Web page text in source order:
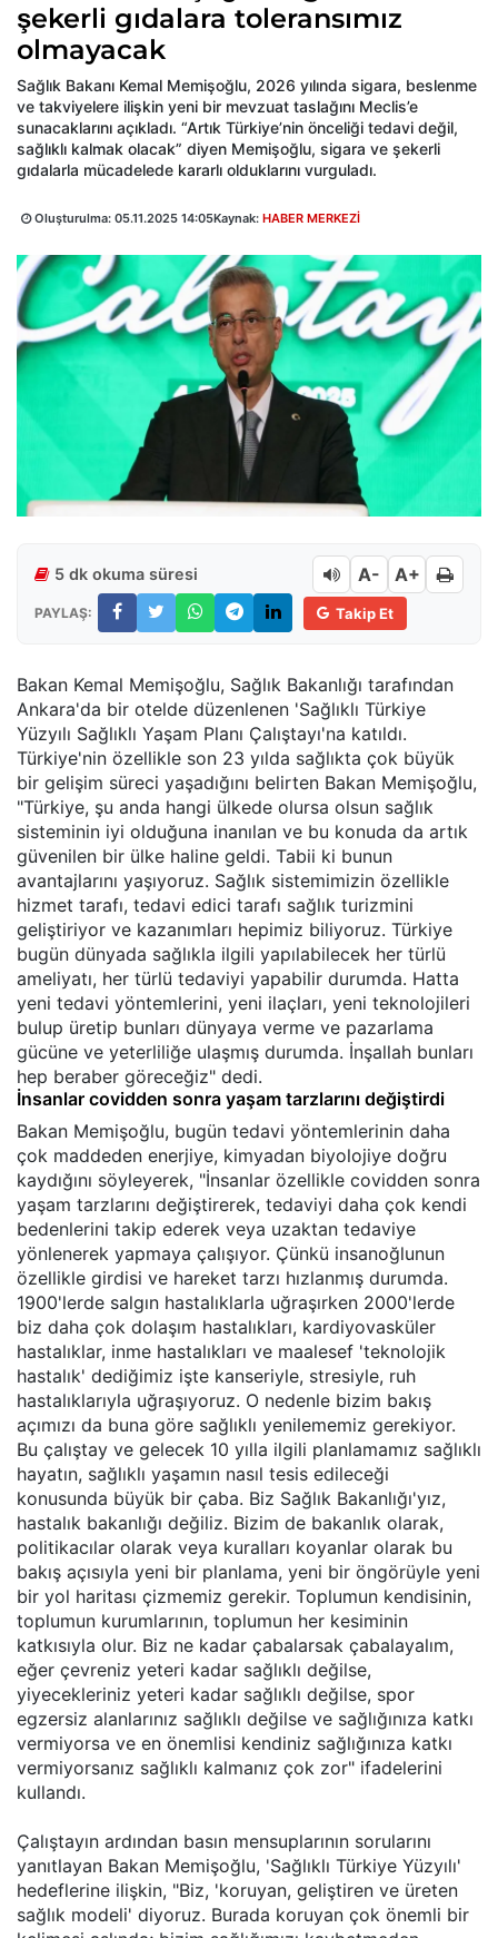
şekerli gıdalara toleransımız
olmayacak
Sağlık Bakanı Kemal Memişoğlu, 2026 yılında sigara, beslenme
ve takviyelere ilişkin yeni bir mevzuat taslağını Meclis’e
sunacaklarını açıkladı. “Artık Türkiye’nin önceliği tedavi değil,
sağlıklı kalmak olacak” diyen Memişoğlu, sigara ve şekerli
gıdalarla mücadelede kararlı olduklarını vurguladı.
Oluşturulma: 05.11.2025 14:05Kaynak: HABER MERKEZİ
5 dk okuma süresi A- A+
PAYLAŞ: Takip Et
Bakan Kemal Memişoğlu, Sağlık Bakanlığı tarafından
Ankara'da bir otelde düzenlenen 'Sağlıklı Türkiye
Yüzyılı Sağlıklı Yaşam Planı Çalıştayı'na katıldı.
Türkiye'nin özellikle son 23 yılda sağlıkta çok büyük
bir gelişim süreci yaşadığını belirten Bakan Memişoğlu,
"Türkiye, şu anda hangi ülkede olursa olsun sağlık
sisteminin iyi olduğuna inanılan ve bu konuda da artık
güvenilen bir ülke haline geldi. Tabii ki bunun
avantajlarını yaşıyoruz. Sağlık sistemimizin özellikle
hizmet tarafı, tedavi edici tarafı sağlık turizmini
geliştiriyor ve kazanımları hepimiz biliyoruz. Türkiye
bugün dünyada sağlıkla ilgili yapılabilecek her türlü
ameliyatı, her türlü tedaviyi yapabilir durumda. Hatta
yeni tedavi yöntemlerini, yeni ilaçları, yeni teknolojileri
bulup üretip bunları dünyaya verme ve pazarlama
gücüne ve yeterliliğe ulaşmış durumda. İnşallah bunları
hep beraber göreceğiz" dedi.
İnsanlar covidden sonra yaşam tarzlarını değiştirdi
Bakan Memişoğlu, bugün tedavi yöntemlerinin daha
çok maddeden enerjiye, kimyadan biyolojiye doğru
kaydığını söyleyerek, "İnsanlar özellikle covidden sonra
yaşam tarzlarını değiştirerek, tedaviyi daha çok kendi
bedenlerini takip ederek veya uzaktan tedaviye
yönlenerek yapmaya çalışıyor. Çünkü insanoğlunun
özellikle girdisi ve hareket tarzı hızlanmış durumda.
1900'lerde salgın hastalıklarla uğraşırken 2000'lerde
biz daha çok dolaşım hastalıkları, kardiyovasküler
hastalıklar, inme hastalıkları ve maalesef 'teknolojik
hastalık' dediğimiz işte kanseriyle, stresiyle, ruh
hastalıklarıyla uğraşıyoruz. O nedenle bizim bakış
açımızı da buna göre sağlıklı yenilememiz gerekiyor.
Bu çalıştay ve gelecek 10 yılla ilgili planlamamız sağlıklı
hayatın, sağlıklı yaşamın nasıl tesis edileceği
konusunda büyük bir çaba. Biz Sağlık Bakanlığı'yız,
hastalık bakanlığı değiliz. Bizim de bakanlık olarak,
politikacılar olarak veya kuralları koyanlar olarak bu
bakış açısıyla yeni bir planlama, yeni bir öngörüyle yeni
bir yol haritası çizmemiz gerekir. Toplumun kendisinin,
toplumun kurumlarının, toplumun her kesiminin
katkısıyla olur. Biz ne kadar çabalarsak çabalayalım,
eğer çevreniz yeteri kadar sağlıklı değilse,
yiyecekleriniz yeteri kadar sağlıklı değilse, spor
egzersiz alanlarınız sağlıklı değilse ve sağlığınıza katkı
vermiyorsa ve en önemlisi kendiniz sağlığınıza katkı
vermiyorsanız sağlıklı kalmanız çok zor" ifadelerini
kullandı.
Çalıştayın ardından basın mensuplarının sorularını
yanıtlayan Bakan Memişoğlu, 'Sağlıklı Türkiye Yüzyılı'
hedeflerine ilişkin, "Biz, 'koruyan, geliştiren ve üreten
sağlık modeli' diyoruz. Burada koruyan çok önemli bir